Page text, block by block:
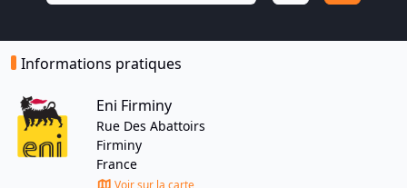
Informations pratiques
Eni Firminy
Rue Des Abattoirs
Firminy
France
Voir sur la carte